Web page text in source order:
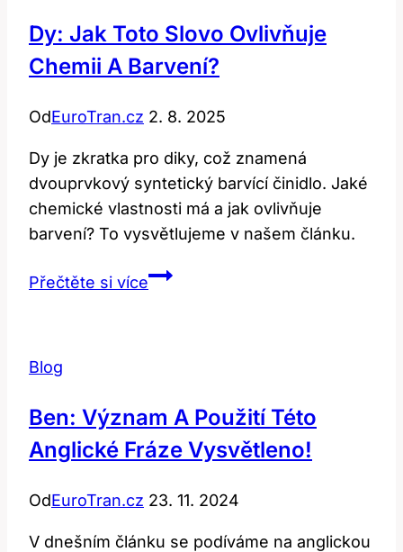
Dy: Jak Toto Slovo Ovlivňuje
Chemii A Barvení?
OdEuroTran.cz 2. 8. 2025
Dy je zkratka pro diky, což znamená
dvouprvkový syntetický barvící činidlo. Jaké
chemické vlastnosti má a jak ovlivňuje
barvení? To vysvětlujeme v našem článku.
Přečtěte si víceDy:
a
Barvení?
Blog
Ben: Význam A Použití Této
Anglické Fráze Vysvětleno!
OdEuroTran.cz 23. 11. 2024
V dnešním článku se podíváme na anglickou